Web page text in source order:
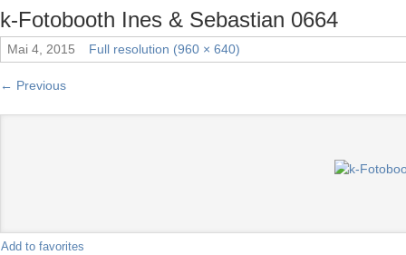
k-Fotobooth Ines & Sebastian 0664
Mai 4, 2015 Full resolution (960 × 640)
← Previous
Add to favorites